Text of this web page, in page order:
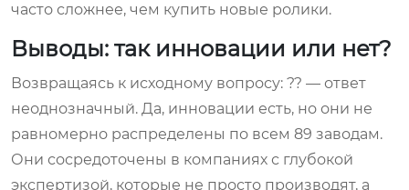
часто сложнее, чем купить новые ролики.
Выводы: так инновации или нет?
Возвращаясь к исходному вопросу: ?? — ответ
неоднозначный. Да, инновации есть, но они не
равномерно распределены по всем 89 заводам.
Они сосредоточены в компаниях с глубокой
экспертизой, которые не просто производят, а